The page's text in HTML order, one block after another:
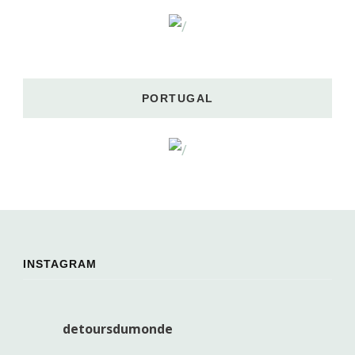
PORTUGAL
INSTAGRAM
detoursdumonde